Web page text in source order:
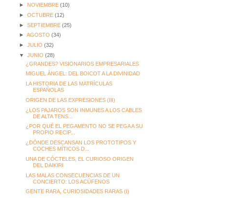
►
NOVIEMBRE (10)
► OCTUBRE (12)
► SEPTIEMBRE (25)
► AGOSTO (34)
► JULIO (32)
▼ JUNIO (28)
¿GRANDES? VISIONARIOS EMPRESARIALES
MIGUEL ÁNGEL: DEL BOICOT A LA DIVINIDAD
LA HISTORIA DE LAS MATRÍCULAS
ESPAÑOLAS
ORIGEN DE LAS EXPRESIONES (III)
¿LOS PAJAROS SON INMUNES A LOS CABLES
DE ALTA TENS...
¿POR QUÉ EL PEGAMENTO NO SE PEGA A SU
PROPIO RECIP...
¿DÓNDE DESCANSAN LOS PROTOTIPOS Y
COCHES MÍTICOS D...
UNA DE CÓCTELES, EL CURIOSO ORIGEN
DEL DAIKIRI
LAS MALAS CONSECUENCIAS DE UN
CONCIERTO: LOS ACÚFENOS
GENTE RARA, CURIOSIDADES RARAS (I)